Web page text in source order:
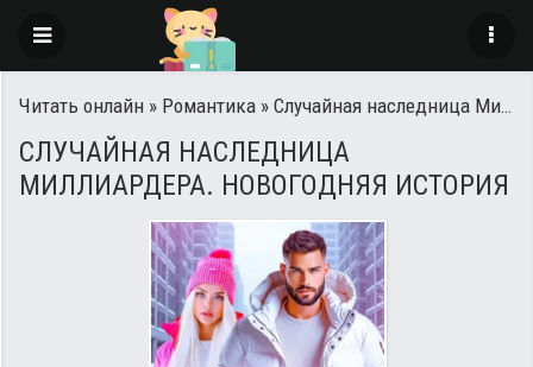
Читать онлайн » Романтика » Случайная наследница Миллиардера. Новогодняя история
СЛУЧАЙНАЯ НАСЛЕДНИЦА
МИЛЛИАРДЕРА. НОВОГОДНЯЯ ИСТОРИЯ